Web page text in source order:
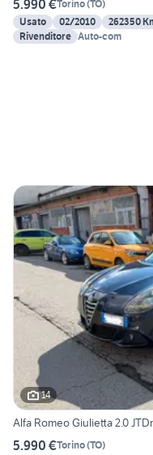
5.990 €Torino(TO)
Usato
02/2010 262350
Rivenditore Auto-com
14
Alfa Romeo Giulietta 2.0
5.990 €Torino(TO)